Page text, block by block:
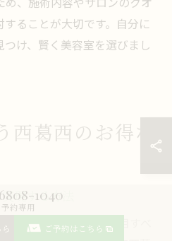
ることが大切です。自分に
け、賢く美容室を選びまし
西葛西のお得な
現する方法
したい場合、まず注目すべ
1040
約専用
ご予約はこちら